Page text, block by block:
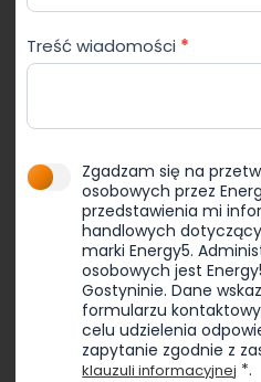
Treść wiadomości *
Zgadzam się na
osobowych przez
przedstawienia mi
handlowych
marki Energy5. Administratorem danych
osobowych jest
Gostyninie. Dane
formularzu
celu udzielenia
zapytanie zgodnie z
klauzuli informacyjnej *.